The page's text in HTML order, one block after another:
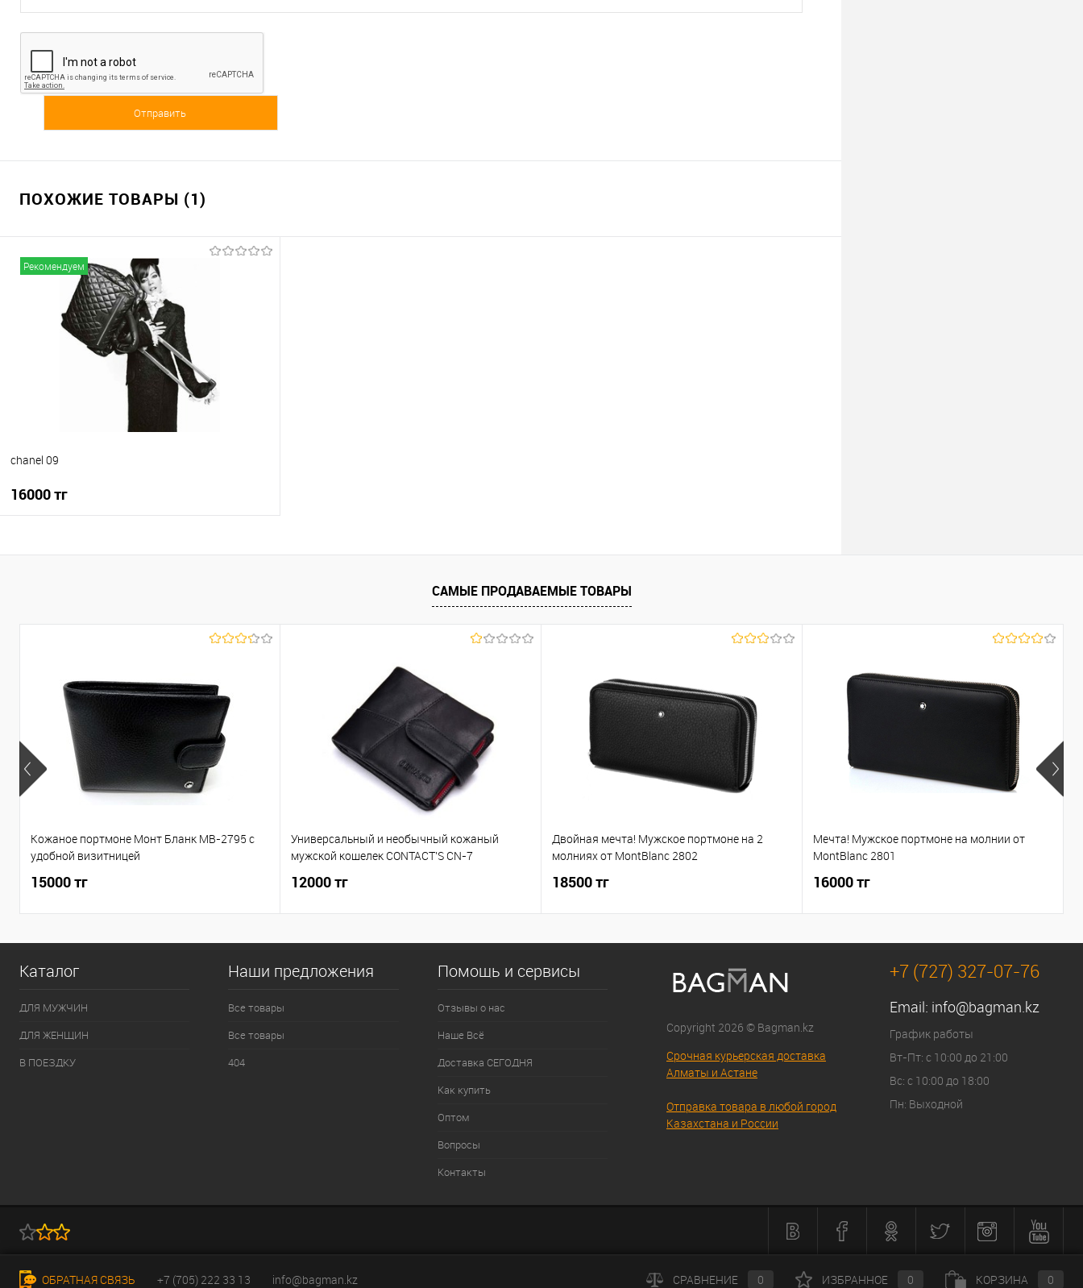
ПОХОЖИЕ ТОВАРЫ (1)
Рекомендуем
chanel 09
16000 тг
САМЫЕ ПРОДАВАЕМЫЕ ТОВАРЫ
Кожаное портмоне Монт Бланк MB-2795 c
удобной визитницей
15000 тг
Универсальный и необычный кожаный
мужской кошелек CONTACT'S CN-7
12000 тг
Двойная мечта! Мужское портмоне на 2
молниях от MontBlanc 2802
18500 тг
Мечта! Мужское портмоне на молнии от
MontBlanc 2801
16000 тг
Каталог
ДЛЯ МУЖЧИН
ДЛЯ ЖЕНЩИН
В ПОЕЗДКУ
Наши предложения
Все товары
Все товары
404
Помощь и сервисы
Отзывы о нас
Наше Всё
Доставка СЕГОДНЯ
Как купить
Оптом
Вопросы
Контакты
Copyright 2026 © Bagman.kz
Срочная курьерская доставка
Алматы и Астане
Отправка товара в любой город
Казахстана и России
+7 (727) 327-07-76
Email: info@bagman.kz
График работы
Вт-Пт: с 10:00 до 21:00
Вс: с 10:00 до 18:00
Пн: Выходной
ОБРАТНАЯ СВЯЗЬ +7 (705) 222 33 13 info@bagman.kz СРАВНЕНИЕ 0 ИЗБРАННОЕ 0 КОРЗИНА 0